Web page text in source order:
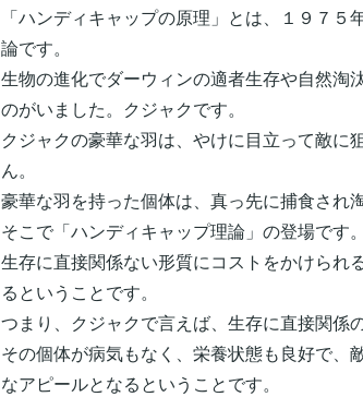
「ハンディキャップの原理」とは、１９７
論です。
生物の進化でダーウィンの適者生存や自然淘
のがいました。クジャクです。
クジャクの豪華な羽は、やけに目立って敵に
ん。
豪華な羽を持った個体は、真っ先に捕食され
そこで「ハンディキャップ理論」の登場です。
生存に直接関係ない形質にコストをかけられ
るということです。
つまり、クジャクで言えば、生存に直接関係
その個体が病気もなく、栄養状態も良好で、
なアピールとなるということです。